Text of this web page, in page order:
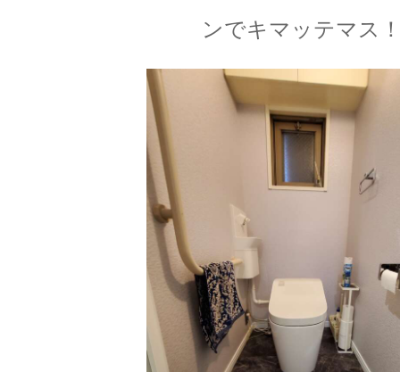
ンでキマッテマス